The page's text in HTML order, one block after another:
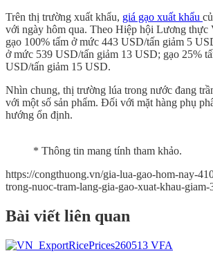
Trên thị trường xuất khẩu, giá gạo xuất khẩu
với ngày hôm qua. Theo Hiệp hội Lương
gạo 100% tấm ở mức 443 USD/tấn giảm 5
ở mức 539 USD/tấn giảm 13 USD; gạo 25%
USD/tấn giảm 15 USD.
Nhìn chung, thị trường lúa trong nước đang
với một số sản phẩm. Đối với mặt hàng phụ
hướng ổn định.
* Thông tin mang tính tham khảo.
https://congthuong.vn/gia-lua-gao-hom-nay-
trong-nuoc-tram-lang-gia-gao-xuat-khau-giam-
Bài viết liên quan